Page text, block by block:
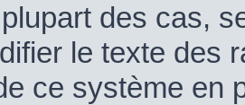
des cas,
le texte des
ce système en